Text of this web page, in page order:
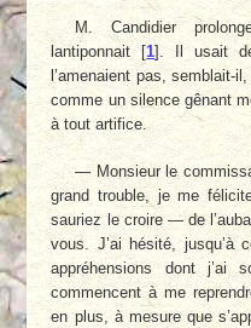
M. Candidier
lantiponnait [1] . Il usait
l’amenaient pas, semblait-
comme un silence gênant
à tout artifice.
— Monsieur le
grand trouble, je me
sauriez le croire — de
vous. J’ai hésité, jusqu’à
appréhensions dont j’ai
commencent à me
en plus, à mesure que